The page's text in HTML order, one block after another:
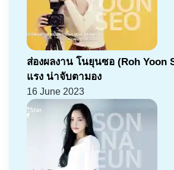
ส่องผลงาน โนยุนซอ (Roh Yoon
แรง น่าจับตามอง
16 June 2023